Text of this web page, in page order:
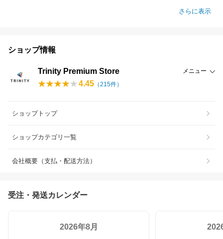
さらに表示
ショップ情報
Trinity Premium Store メニュー
4.45 （215件）
ショップトップ
ショップカテゴリ一覧
会社概要（支払・配送方法）
受注・発送カレンダー
2026年8月